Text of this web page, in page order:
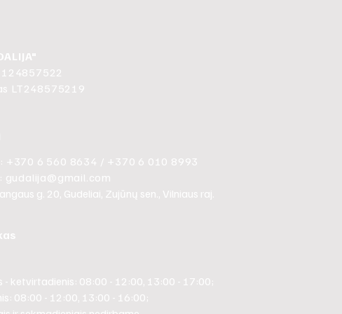
LT248575219
+370 6 560 8634 / +370 6 010 8993
gudalija@gmail.com
g. 20, Gudeliai, Zujūnų sen., Vilniaus raj.
- ketvirtadienis: 08:00 - 12:00, 13:00 - 17:00;
08:00 - 12:00, 13:00 - 16:00;